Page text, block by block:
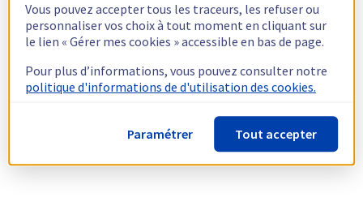
Vous pouvez accepter tous les traceurs, les refuser ou
personnaliser vos choix à tout moment en cliquant sur
le lien « Gérer mes cookies » accessible en bas de page.
Pour plus d’informations, vous pouvez consulter notre
politique d'informations de d'utilisation des cookies.
Paramétrer Tout accepter